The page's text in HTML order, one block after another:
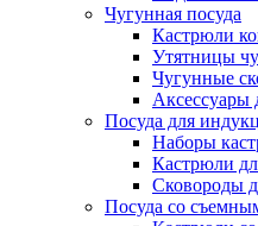
Чугунная посуда
Кастрюли
Утятницы
Чугунные
Аксессуары
Посуда для
Наборы
Кастрюли
Сковороды
Посуда со